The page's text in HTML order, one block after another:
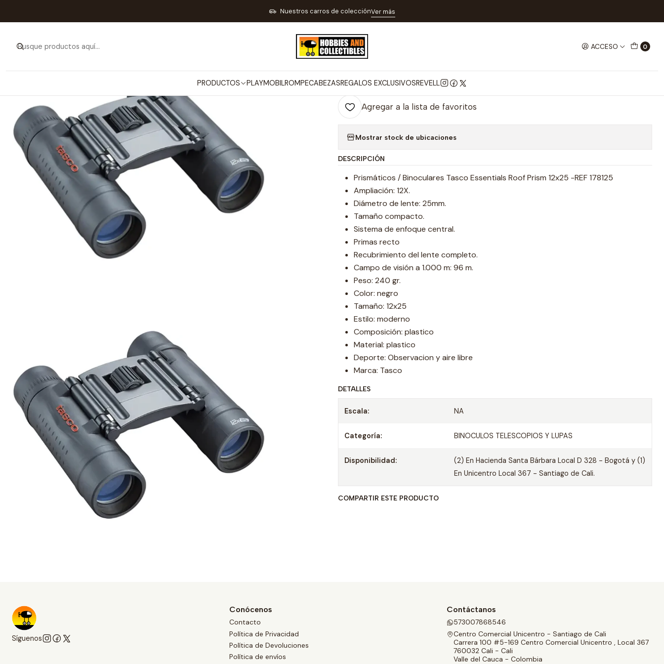
ACCESO 0
PRODUCTOS PLAYMOBILROMPECABEZASREGALOS EXCLUSIVOSREVELL
Nuestros carros de colecciónVer más
ARTÍCULOS PARA TIRO DEPORTIVO PESCA Y CAMPING BINOCULOS TELESCOPIOS Y LUPAS
|
Binocular Tasco 12X25
Cantidad
Comprar ahora
Agregar a la lista de favoritos
Mostrar stock de ubicaciones
DESCRIPCIÓN
Prismáticos / Binoculares Tasco Essentials Roof Prism 12x25 -REF 178125
Ampliación: 12X.
Diámetro de lente: 25mm.
Tamaño compacto.
Sistema de enfoque central.
Primas recto
Recubrimiento del lente completo.
Campo de visión a 1.000 m: 96 m.
Peso: 240 gr.
Color: negro
Tamaño: 12x25
Estilo: moderno
Composición: plastico
Material: plastico
Deporte: Observacion y aire libre
Marca: Tasco
DETALLES
Escala: NA
Categoría: BINOCULOS TELESCOPIOS Y LUPAS
Disponibilidad:
(2) En Hacienda Santa Bárbara Local D 328 - Bogotá y (1)
En Unicentro Local 367 - Santiago de Cali.
COMPARTIR ESTE PRODUCTO
Síguenos
Conócenos
Contacto
Política de Privacidad
Política de Devoluciones
Política de envíos
Contáctanos
573007868546
Centro Comercial Unicentro - Santiago de Cali
Carrera 100 #5-169 Centro Comercial Unicentro , Local 367
760032 Cali - Cali
Valle del Cauca - Colombia